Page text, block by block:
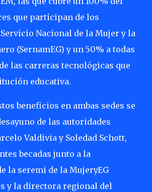
que participan de los
Nacional de la Mujer y la
(SernamEG) y un 50% a todas
las carreras tecnológicas que
educativa.
beneficios en ambas sedes se
de las autoridades
Valdivia y Soledad Schott,
becadas junto a la
la seremi de la MujeryEG
y la directora regional del